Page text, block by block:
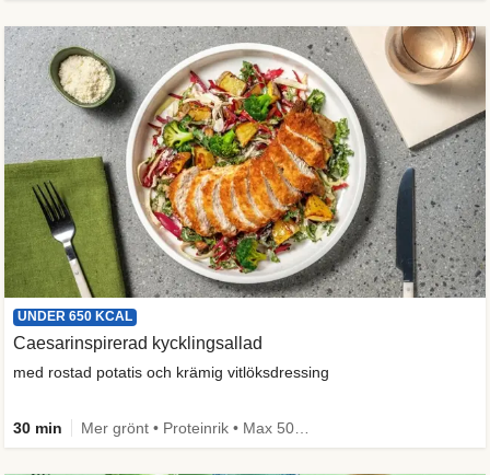
UNDER 650 KCAL
Caesarinspirerad kycklingsallad
med rostad potatis och krämig vitlöksdressing
30 min